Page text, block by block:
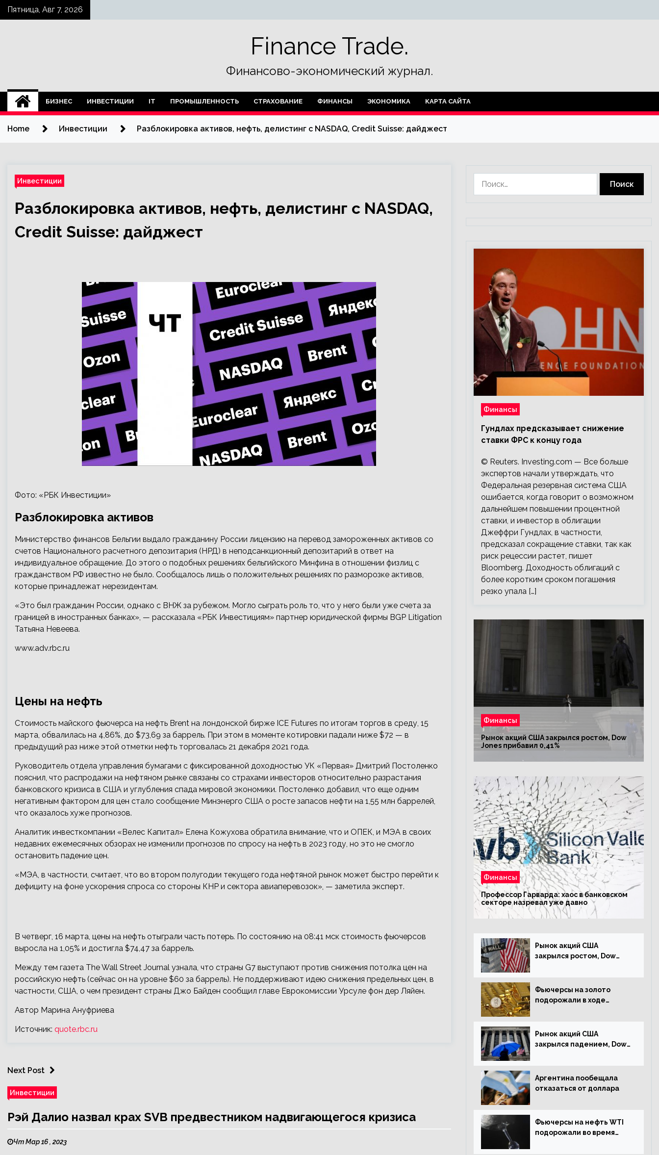
SkipПятница, Авг 7, 2026
Finance Trade.
Финансово-экономический журнал.
БИЗНЕС ИНВЕСТИЦИИ IT ПРОМЫШЛЕННОСТЬ СТРАХОВАНИЕ ФИНАНСЫ ЭКОНОМИКА КАРТА САЙТА
Home Инвестиции Разблокировка активов, нефть, делистинг с NASDAQ, Credit Suisse: дайджест
Инвестиции
Разблокировка активов, нефть, делистинг с NASDAQ,
Credit Suisse: дайджест
Фото: «РБК Инвестиции»
Разблокировка активов
Министерство финансов Бельгии выдало гражданину России лицензию на перевод замороженных активов со
счетов Национального расчетного депозитария (НРД) в неподсанкционный депозитарий в ответ на
индивидуальное обращение. До этого о подобных решениях бельгийского Минфина в отношении физлиц с
гражданством РФ известно не было. Сообщалось лишь о положительных решениях по разморозке активов,
которые принадлежат нерезидентам.
«Это был гражданин России, однако с ВНЖ за рубежом. Могло сыграть роль то, что у него были уже счета за
границей в иностранных банках», — рассказала «РБК Инвестициям» партнер юридической фирмы BGP Litigation
Татьяна Невеева.
www.adv.rbc.ru
Цены на нефть
Стоимость майского фьючерса на нефть Brent на лондонской бирже ICE Futures по итогам торгов в среду, 15
марта, обвалилась на 4,86%, до $73,69 за баррель. При этом в моменте котировки падали ниже $72 — в
предыдущий раз ниже этой отметки нефть торговалась 21 декабря 2021 года.
Руководитель отдела управления бумагами с фиксированной доходностью УК «Первая» Дмитрий Постоленко
пояснил, что распродажи на нефтяном рынке связаны со страхами инвесторов относительно разрастания
банковского кризиса в США и углубления спада мировой экономики. Постоленко добавил, что еще одним
негативным фактором для цен стало сообщение Минэнерго США о росте запасов нефти на 1,55 млн баррелей,
что оказалось хуже прогнозов.
Аналитик инвесткомпании «Велес Капитал» Елена Кожухова обратила внимание, что и ОПЕК, и МЭА в своих
недавних ежемесячных обзорах не изменили прогнозов по спросу на нефть в 2023 году, но это не смогло
остановить падение цен.
«МЭА, в частности, считает, что во втором полугодии текущего года нефтяной рынок может быстро перейти к
дефициту на фоне ускорения спроса со стороны КНР и сектора авиаперевозок», — заметила эксперт.
В четверг, 16 марта, цены на нефть отыграли часть потерь. По состоянию на 08:41 мск стоимость фьючерсов
выросла на 1,05% и достигла $74,47 за баррель.
Между тем газета The Wall Street Journal узнала, что страны G7 выступают против снижения потолка цен на
российскую нефть (сейчас он на уровне $60 за баррель). Не поддерживают идею снижения предельных цен, в
частности, США, о чем президент страны Джо Байден сообщил главе Еврокомиссии Урсуле фон дер Ляйен.
Автор Марина Ануфриева
Источник: quote.rbc.ru
Next Post
Инвестиции
Рэй Далио назвал крах SVB предвестником надвигающегося кризиса
Чт Мар 16 , 2023
Финансы
Гундлах предсказывает снижение
ставки ФРС к концу года
© Reuters. Investing.com — Все больше
экспертов начали утверждать, что
Федеральная резервная система США
ошибается, когда говорит о возможном
дальнейшем повышении процентной
ставки, и инвестор в облигации
Джеффри Гундлах, в частности,
предсказал сокращение ставки, так как
риск рецессии растет, пишет
Bloomberg. Доходность облигаций с
более коротким сроком погашения
резко упала […]
Финансы
Рынок акций США закрылся ростом, Dow
Jones прибавил 0,41%
Финансы
Профессор Гарварда: хаос в банковском
секторе назревал уже давно
Рынок акций США
закрылся ростом, Dow
Фьючерсы на золото
подорожали в ходе
Рынок акций США
закрылся падением, Dow
Аргентина пообещала
отказаться от доллара
Фьючерсы на нефть WTI
подорожали во время